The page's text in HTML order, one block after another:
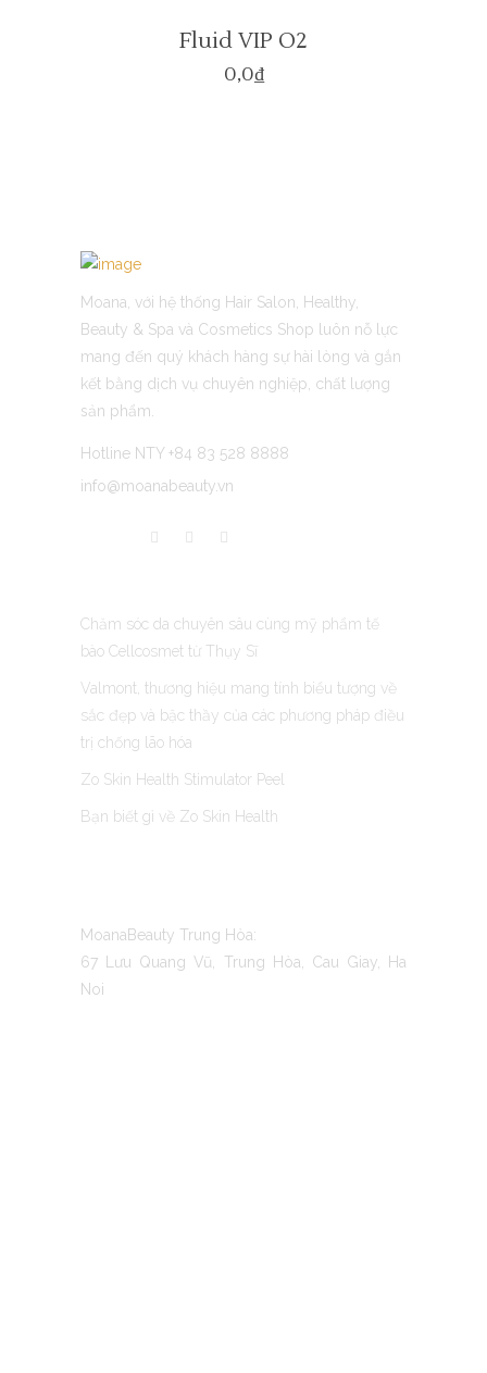
Fluid VIP O2
0,0₫
Moana, với hệ thống Hair Salon, Healthy,
Beauty & Spa và Cosmetics Shop luôn nỗ lực
mang đến quý khách hàng sự hài lòng và gắn
kết bằng dịch vụ chuyên nghiệp, chất lượng
sản phẩm.
Hotline NTY +84 83 528 8888
info@moanabeauty.vn
Chăm sóc da chuyên sâu cùng mỹ phẩm tế
bào Cellcosmet từ Thụy Sĩ
Valmont, thương hiệu mang tính biểu tượng về
sắc đẹp và bậc thầy của các phương pháp điều
trị chống lão hóa
Zo Skin Health Stimulator Peel
Bạn biết gì về Zo Skin Health
MoanaBeauty Trung Hòa:
67 Lưu Quang Vũ, Trung Hòa, Cau Giay, Ha
Noi